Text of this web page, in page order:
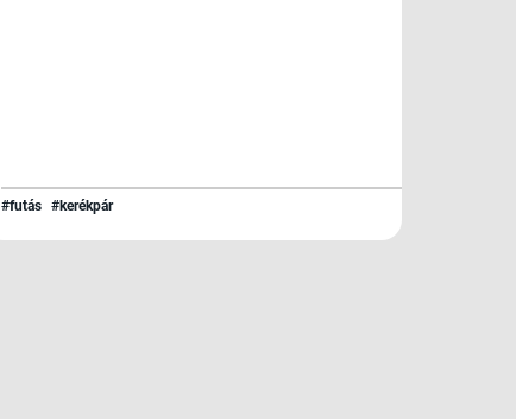
#futás #kerékpár